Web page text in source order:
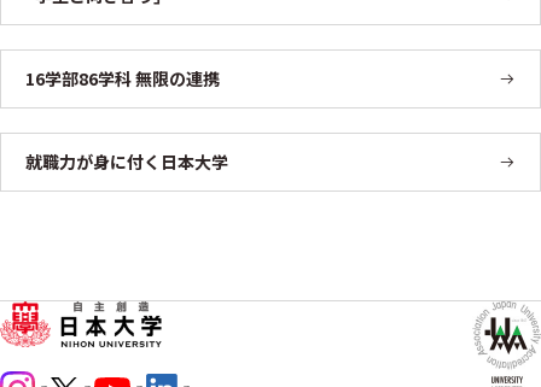
16学部86学科 無限の連携
就職力が身に付く日本大学